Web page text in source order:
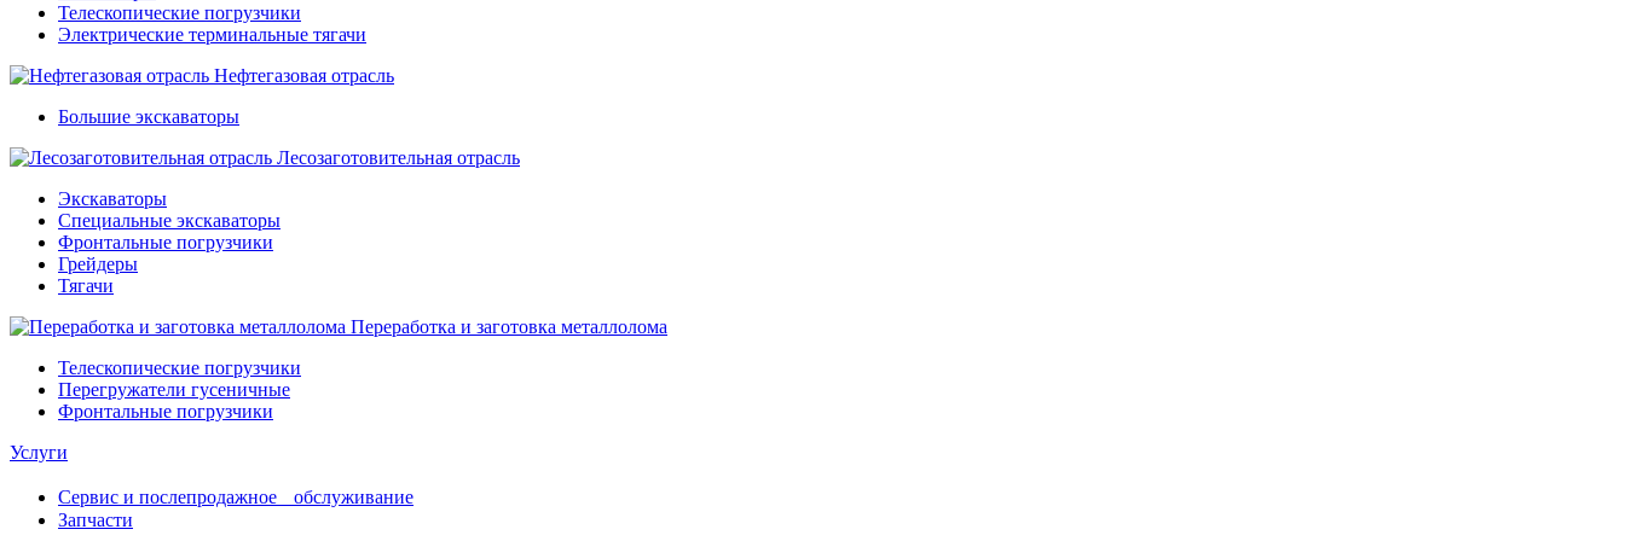
Телескопические погрузчики
Электрические терминальные тягачи
Нефтегазовая отрасль
Большие экскаваторы
Лесозаготовительная отрасль
Экскаваторы
Специальные экскаваторы
Фронтальные погрузчики
Грейдеры
Тягачи
Переработка и заготовка металлолома
Телескопические погрузчики
Перегружатели гусеничные
Фронтальные погрузчики
Услуги
Сервис и послепродажное обслуживание
Запчасти